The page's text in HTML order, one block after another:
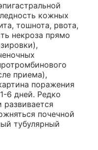
кожных
тошнота, рвота,
некроза прямо
приема),
поражения
6 дней. Редко
почечной
тубулярный